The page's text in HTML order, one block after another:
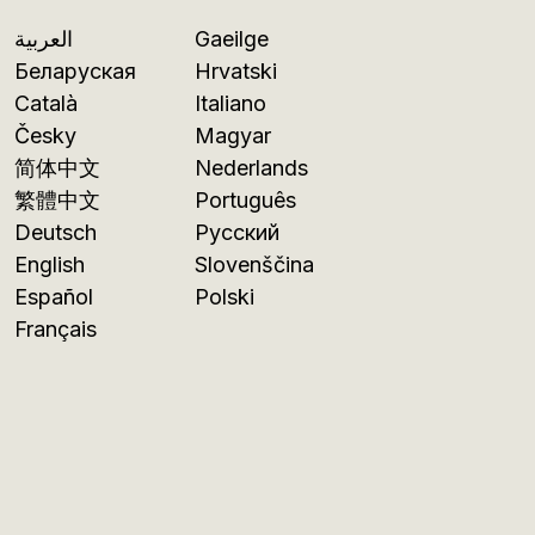
العربية
Беларуская
Català
Česky
简体中文
繁體中文
Deutsch
English
Español
Français
Gaeilge
Hrvatski
Italiano
Magyar
Nederlands
Português
Русский
Slovenščina
Polski